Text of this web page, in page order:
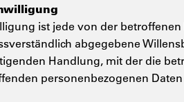
ist jede von der
abgegebene
Handlung, mit der die
personenbezogenen